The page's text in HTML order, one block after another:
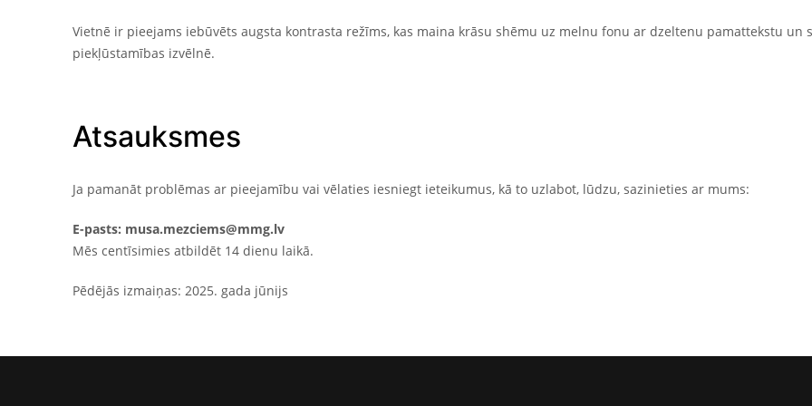
Vietnē ir pieejams iebūvēts augsta kontrasta režīms, kas maina krāsu shēmu uz melnu fonu ar dzeltenu pamattekstu un
piekļūstamības izvēlnē.
Atsauksmes
Ja pamanāt problēmas ar pieejamību vai vēlaties iesniegt ieteikumus, kā to uzlabot, lūdzu, sazinieties ar mums:
E-pasts: musa.mezciems@mmg.lv
Mēs centīsimies atbildēt 14 dienu laikā.
Pēdējās izmaiņas: 2025. gada jūnijs